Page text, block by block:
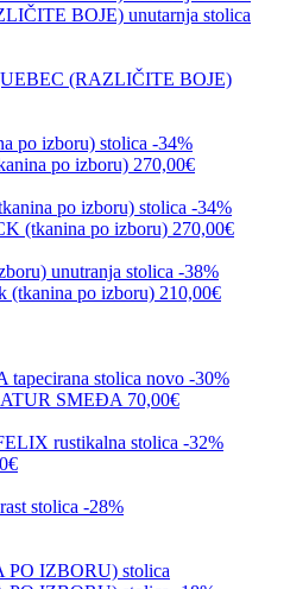
(RAZLIČITE BOJE)
-34%
po izboru) 270,00€
-34%
(tkanina po izboru) 270,00€
-38%
(tkanina po izboru) 210,00€
novo -30%
SMEĐA 70,00€
-32%
-28%